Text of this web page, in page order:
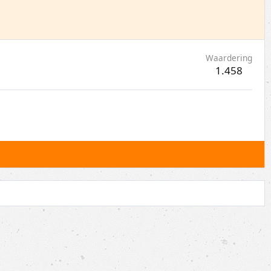
Waardering
1.458